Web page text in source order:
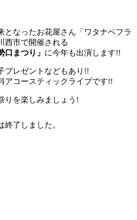
となったお花屋さん「ワタナベフラ
西市で開催される
口まつり」 に今年も出演します!!
プレゼントなどもあり!!
アコースティックライブです!!
りを楽しみましょう!
終了しました。